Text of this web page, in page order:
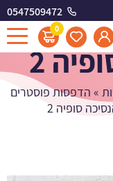
0547509472
0
בעיצוב
2
» הדפסות פוסטרים
סופיה 2